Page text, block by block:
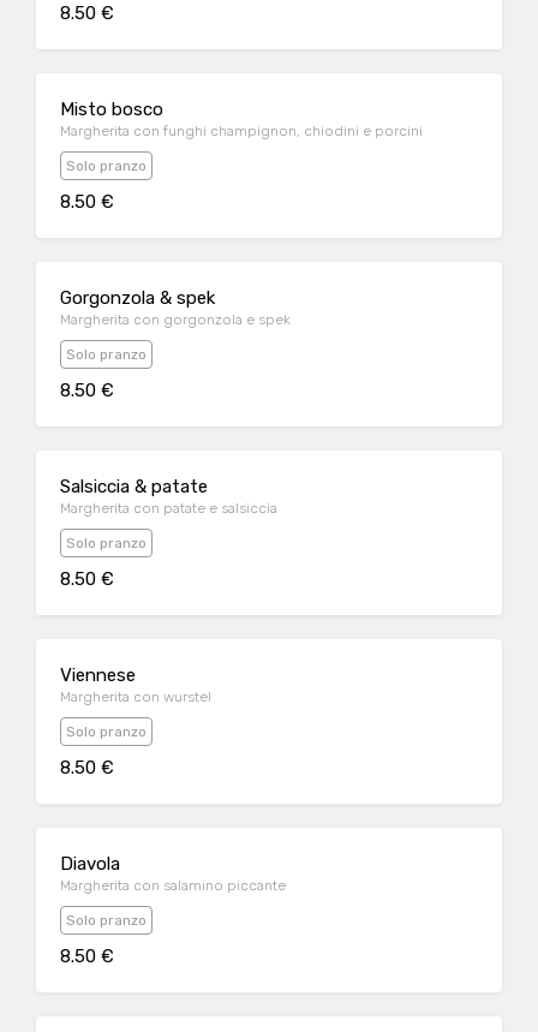
8.50 €
Misto bosco
Margherita con funghi champignon, chiodini e porcini
Solo pranzo
8.50 €
Gorgonzola & spek
Margherita con gorgonzola e spek
Solo pranzo
8.50 €
Salsiccia & patate
Margherita con patate e salsiccia
Solo pranzo
8.50 €
Viennese
Margherita con wurstel
Solo pranzo
8.50 €
Diavola
Margherita con salamino piccante
Solo pranzo
8.50 €